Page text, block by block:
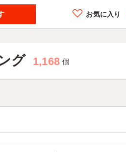
お気に入り
グ 1,168 個